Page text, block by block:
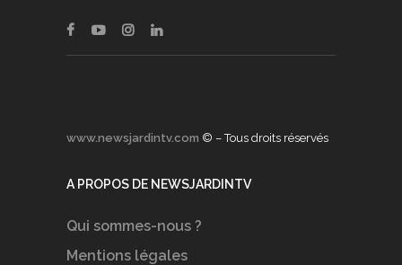
www.newsjardintv.com © – Tous droits réservés
A PROPOS DE NEWSJARDINTV
Qui sommes-nous ?
Mentions légales